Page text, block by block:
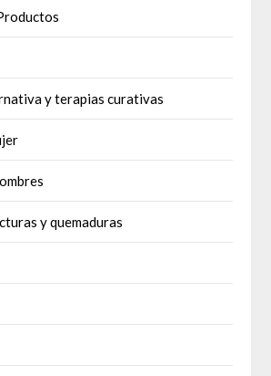
y terapias curativas
y quemaduras